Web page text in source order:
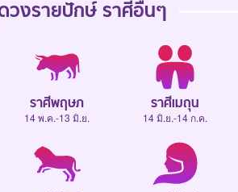
วงรายปักษ์ราศีอื่นๆ
ราศีพฤษภ
14 พ.ค.-13 มิ.ย.
ราศีเมถุน
14 มิ.ย.-14 ก.ค.